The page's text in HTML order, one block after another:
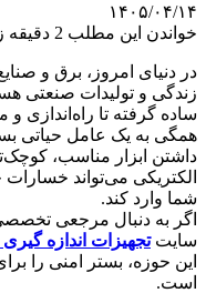
۱۴۰۵/۰۴/۱۴
خواندن این مطلب 2 دقیقه زمان میبرد
​در دنیای امروز، برق و
زندگی و تولیدات صنعتی
ساده گرفته تا راه‌اندازی و
همگی به یک عامل حیاتی
داشتن ابزار مناسب،
الکتریکی می‌تواند خسارات
شما وارد کند.
​اگر به دنبال مرجعی تخصصی
سایتتجهیزات اندازه
این حوزه، بستر امنی را
است.